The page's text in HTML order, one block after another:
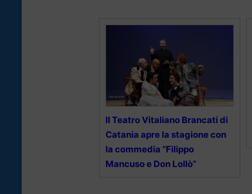
ll Teatro Vitaliano Brancati di
Catania apre la stagione con
la commedia “Filippo
Mancuso e Don Lollò”